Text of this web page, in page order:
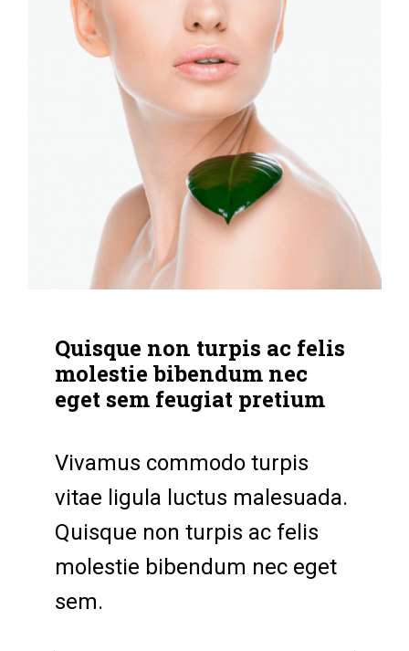
Quisque non turpis ac felis
molestie bibendum nec
eget sem feugiat pretium
Vivamus commodo turpis
vitae ligula luctus malesuada.
Quisque non turpis ac felis
molestie bibendum nec eget
sem.